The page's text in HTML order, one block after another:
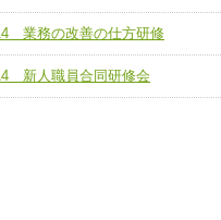
養成のためのマネジメントおよび
15【人材養成エキスパートチー
業務の改善の仕方研修
新人職員合同研修会